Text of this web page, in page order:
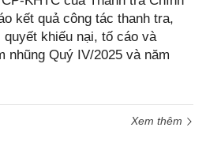
kết quả công tác thanh tra,
quyết khiếu nại, tố cáo và
nhũng Quý IV/2025 và năm
Xem thêm